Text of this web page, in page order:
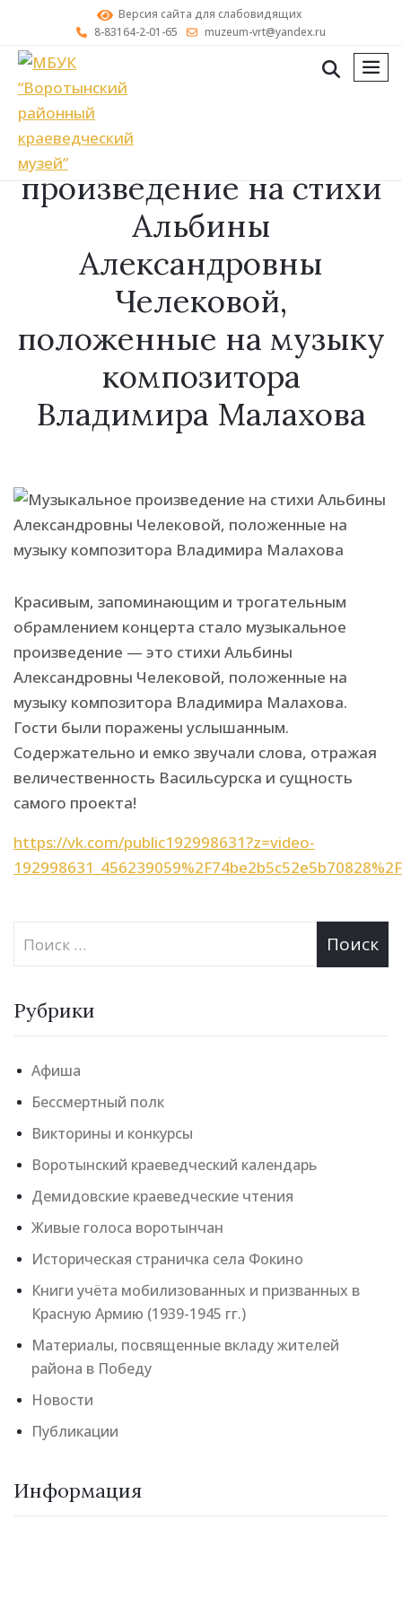
Версия сайта для слабовидящих
8-83164-2-01-65
muzeum-vrt@yandex.ru
Музыкальное
произведение на стихи
Альбины
Александровны
Челековой,
положенные на музыку
композитора
Владимира Малахова
Красивым, запоминающим и трогательным
обрамлением концерта стало музыкальное
произведение — это стихи Альбины
Александровны Челековой, положенные на
музыку композитора Владимира Малахова.
Гости были поражены услышанным.
Содержательно и емко звучали слова, отражая
величественность Васильсурска и сущность
самого проекта!
https://vk.com/public192998631?z=video-
Рубрики
Афиша
Бессмертный полк
Викторины и конкурсы
Воротынский краеведческий календарь
Демидовские краеведческие чтения
Живые голоса воротынчан
Историческая страничка села Фокино
Книги учёта мобилизованных и призванных в
Красную Армию (1939-1945 гг.)
Материалы, посвященные вкладу жителей
района в Победу
Новости
Публикации
Информация